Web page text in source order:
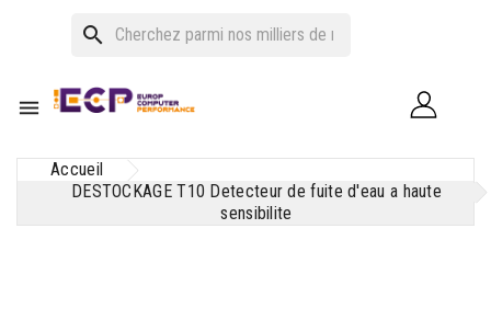
search

Accueil
DESTOCKAGE T10 Detecteur de fuite d'eau a haute
sensibilite